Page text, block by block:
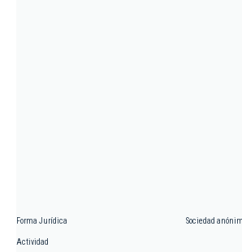
Forma Jurídica Sociedad
Actividad